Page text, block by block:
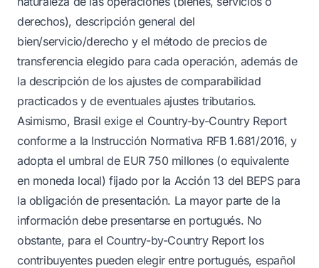
derechos), descripción general del
bien/servicio/derecho y el método de precios de
transferencia elegido para cada operación, además de
la descripción de los ajustes de comparabilidad
practicados y de eventuales ajustes tributarios.
Asimismo, Brasil exige el Country-by-Country Report
conforme a la Instrucción Normativa RFB 1.681/2016, y
adopta el umbral de EUR 750 millones (o equivalente
en moneda local) fijado por la Acción 13 del BEPS para
la obligación de presentación. La mayor parte de la
información debe presentarse en portugués. No
obstante, para el Country-by-Country Report los
contribuyentes pueden elegir entre portugués, español